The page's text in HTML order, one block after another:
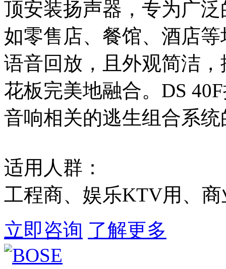
顶安装扬声器，专为广
如零售店、餐馆、酒店
语音回放，且外观简洁
花板完美地融合。DS
音响相关的逃生组合系
适用人群：
工程商、娱乐KTV用、
立即咨询 了解更多